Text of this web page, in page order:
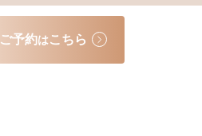
ご予約はこちら